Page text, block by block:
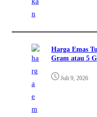
Harga Emas
Gram atau 5
Juli 9, 2026